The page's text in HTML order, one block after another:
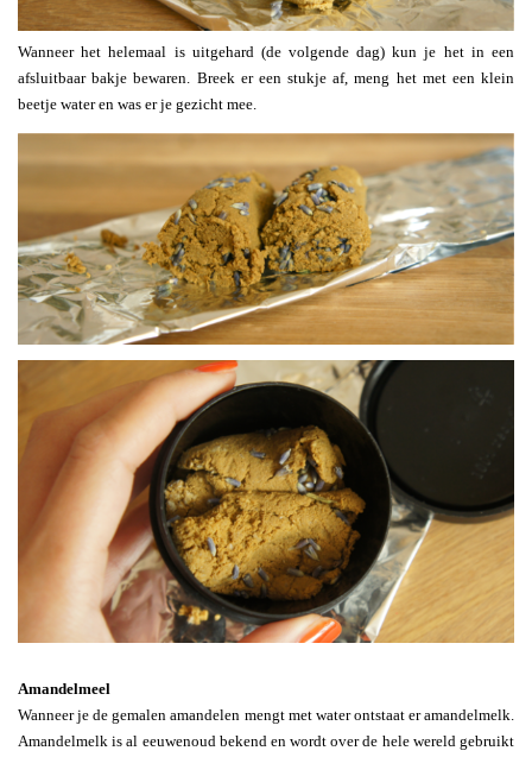
Wanneer het helemaal is uitgehard (de volgende dag) kun je het in een
afsluitbaar bakje bewaren. Breek er een stukje af, meng het met een klein
beetje water en was er je gezicht mee.
Amandelmeel
Wanneer je de gemalen amandelen mengt met water ontstaat er amandelmelk.
Amandelmelk is al eeuwenoud bekend en wordt over de hele wereld gebruikt